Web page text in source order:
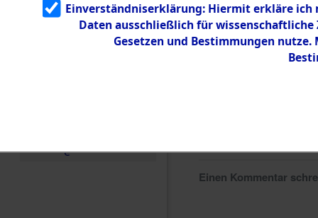
g
5.3.3
Todesmärsch
e
Einen Kommentar
Einverständniserklärung: Hiermit erkläre ich
Daten ausschließlich für
Gesetzen und Bestimmungen